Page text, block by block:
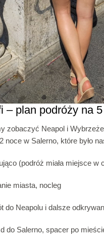
– plan podróży na
zobaczyć Neapol i
noce w Salerno, które było
(podróż miała miejsce w
miasta, nocleg
do Neapolu i dalsze
do Salerno, spacer po